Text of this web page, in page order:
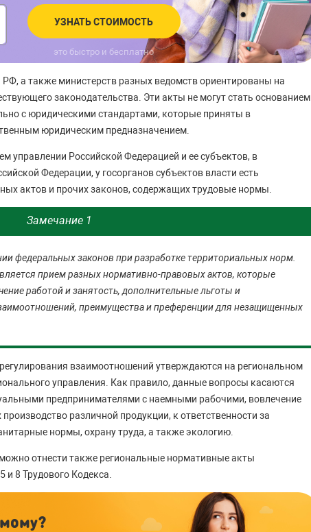
УЗНАТЬ СТОИМОСТЬ
это быстро и бесплатно
а также министерств разных ведомств ориентированы на
законодательства. Эти акты не могут стать основанием
с юридическими стандартами, которые приняты в
юридическим предназначением.
управлении Российской Федерацией и ее субъектов, в
Федерации, у госорганов субъектов власти есть
актов и прочих законов, содержащих трудовые нормы.
Замечание 1
федеральных законов при разработке территориальных норм.
прием разных нормативно-правовых актов, которые
работой и занятость, дополнительные льготы и
преимущества и преференции для незащищенных
взаимоотношений утверждаются на региональном
управления. Как правило, данные вопросы касаются
предпринимателями с наемными рабочими, вовлечение
различной продукции, к ответственности за
нормы, охрану труда, а также экологию.
отнести также региональные нормативные акты
и 8 Трудового Кодекса.